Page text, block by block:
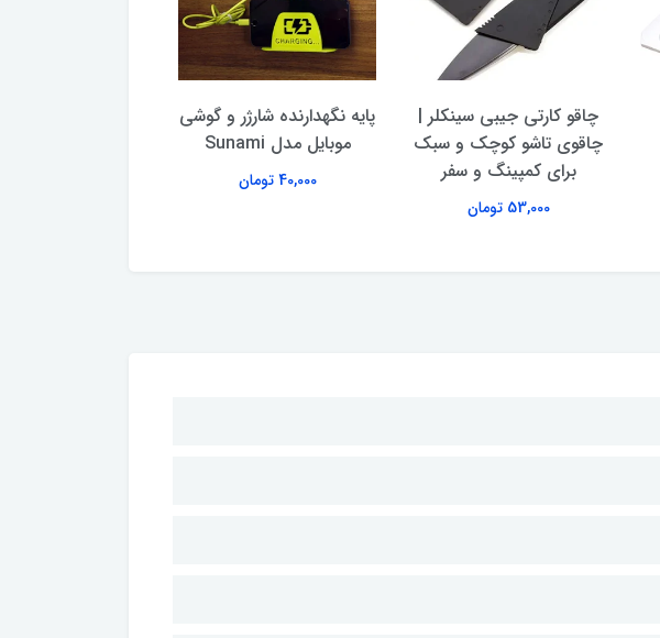
چاقو کارتی جیبی سینکلر |
چاقوی تاشو کوچک و سبک
برای کمپینگ و سفر
53,000 تومان
پایه نگهدارنده شارژر و گوشی
موبایل مدل Sunami
40,000 تومان